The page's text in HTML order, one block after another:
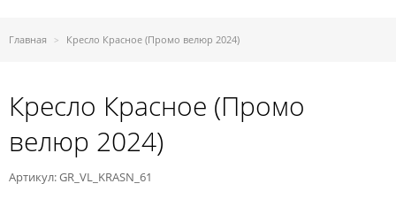
Главная Кресло Красное (Промо велюр 2024)
Кресло Красное (Промо
велюр 2024)
Артикул: GR_VL_KRASN_61